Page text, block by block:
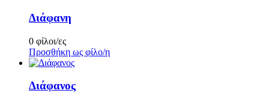
Διάφανη
0 φίλοι/ες
Προσθήκη ως φίλο/η
Διάφανος